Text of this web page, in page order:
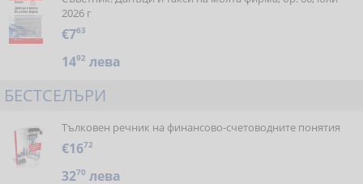
2026 г
€763
1492 лева
БЕСТСЕЛЪРИ
Тълковен речник на финансово-счетоводните понятия
€1672
3270 лева